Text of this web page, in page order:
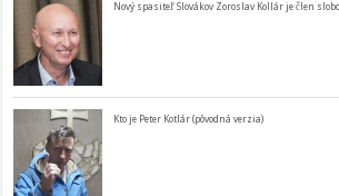
Nový spasiteľ Slovákov Zoroslav Kollár je člen
Kto je Peter Kotlár (pôvodná verzia)